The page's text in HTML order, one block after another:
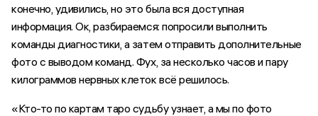
конечно, удивились, но это была вся доступная
информация. Ок, разбираемся: попросили выполнить
команды диагностики, а затем отправить дополнительные
фото с выводом команд. Фух, за несколько часов и пару
килограммов нервных клеток всё решилось.
«Кто-то по картам таро судьбу узнает, а мы по фото